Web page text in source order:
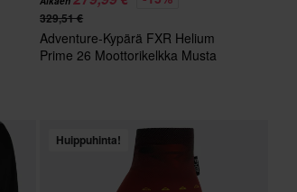
329,51 €
Adventure-Kypärä FXR Helium
Prime 26 Moottorikelkka Musta
Huippuhinta!